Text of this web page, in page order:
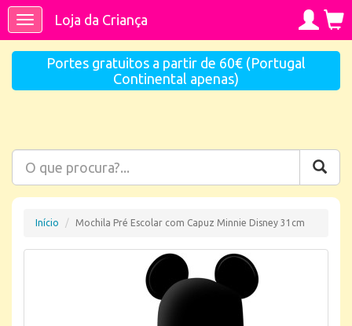
ToggleLoja da Criança
Portes gratuitos a partir de 60€ (Portugal
Continental apenas)
Início Mochila Pré Escolar com Capuz Minnie Disney 31cm